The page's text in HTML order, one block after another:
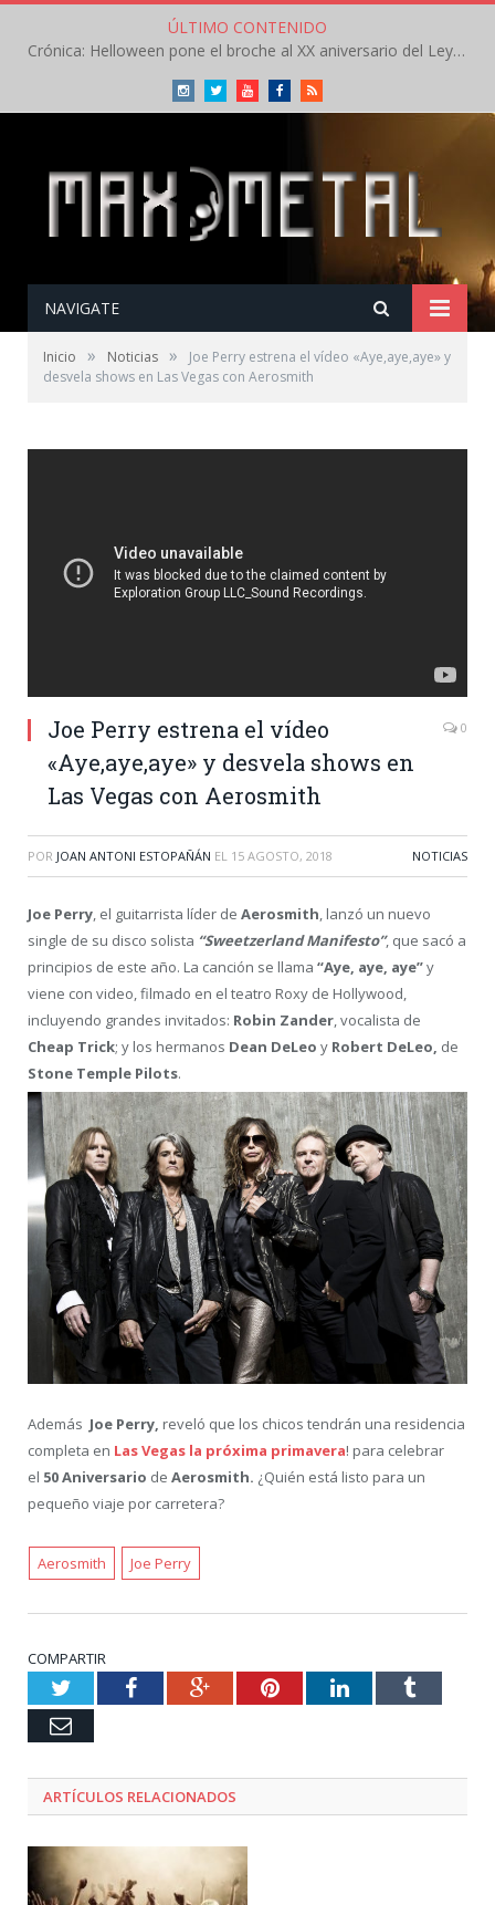
ÚLTIMO CONTENIDO
Crónica: Helloween pone el broche al XX aniversario del Leyendas del Rock – Sábado – Agosto 2026
InstagramTwitterYoutubeFacebookRSS
NAVIGATE
Inicio » Noticias »
Joe Perry estrena el vídeo «Aye,aye,aye» y
desvela shows en Las Vegas con Aerosmith
Joe Perry estrena el vídeo
«Aye,aye,aye» y desvela shows en
Las Vegas con Aerosmith
0
POR JOAN ANTONI ESTOPAÑÁN EL 15 AGOSTO, 2018 NOTICIAS
Joe Perry , el guitarrista líder de Aerosmith , lanzó un nuevo
single de su disco solista “Sweetzerland Manifesto”, que sacó a
principios de este año. La canción se llama “Aye, aye, aye”y
viene con video, filmado en el teatro Roxy de Hollywood,
incluyendo grandes invitados: Robin Zander , vocalista de
Cheap Trick; y los hermanos Dean DeLeo y Robert DeLeo, de
Stone Temple Pilots.
Además Joe Perry, reveló que los chicos tendrán una residencia
completa en Las Vegas la próxima primavera! para celebrar
el 50 Aniversario de Aerosmith. ¿Quién está listo para un
pequeño viaje por carretera?
Aerosmith Joe Perry
COMPARTIR
TwitterFacebookGoogle+PinterestLinkedInTumblr
Email
ARTÍCULOS RELACIONADOS